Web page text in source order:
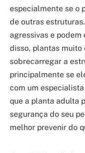
especialmente se o
de outras
agressivas e podem
disso, plantas muito
sobrecarregar a
principalmente se
com um
que a planta adulta
segurança do seu
melhor prevenir do